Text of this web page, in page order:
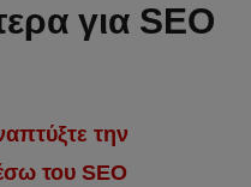
για SEO
την
του SEO